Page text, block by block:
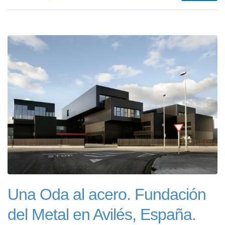
Una Oda al acero. Fundación
del Metal en Avilés, España.